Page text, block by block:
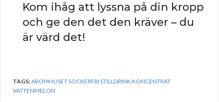
Kom ihåg att lyssna på din kropp
och ge den det den kräver – du
är värd det!
TAGS:AROMHUSET SOCKERFRI STILLDRINK KONCENTRAT
VATTENMELON